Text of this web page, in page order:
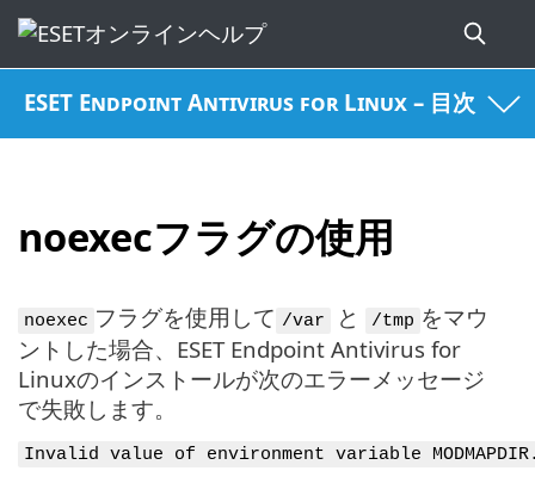
ESET Endpoint Antivirus for Linux – 目次
noexecフラグの使用
noexec フラグを使用して /var と /tmp をマウ
ントした場合、ESET Endpoint Antivirus for
Linuxのインストールが次のエラーメッセージ
で失敗します。
Invalid value of environment variable